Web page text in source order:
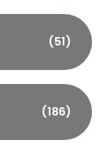
(51)
(186)